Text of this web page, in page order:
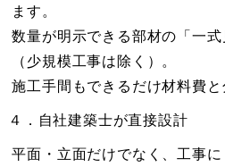
ます。
数量が明示できる部材の「一
（少規模工事は除く）。
施工手間もできるだけ材料費と
４．自社建築士が直接設計
平面・立面だけでなく、工事に